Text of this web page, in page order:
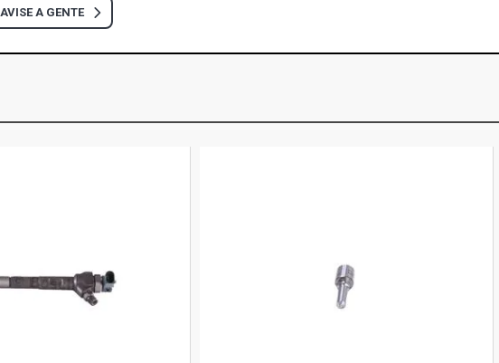
VECTRA EXPRESSION SEDAN 2.0 8V GASOLINA
VECTRA GL SEDAN 2.2 8V GASOLINA (1997 -
AVISE A GENTE